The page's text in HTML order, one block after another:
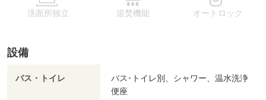
洗面所独立 追焚機能 オートロック
設備
バス・トイレ
バス･トイレ別、シャワー、温水洗浄
便座